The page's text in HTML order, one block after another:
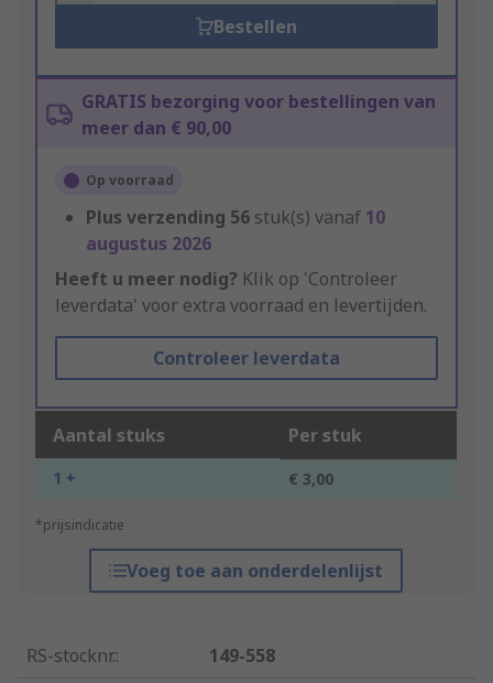
Bestellen
GRATIS bezorging voor bestellingen van
meer dan € 90,00
Op voorraad
Plus verzending 56 stuk(s) vanaf 10
augustus 2026
Heeft u meer nodig? Klik op 'Controleer
leverdata' voor extra voorraad en levertijden.
Controleer leverdata
Aantal stuks Per stuk
1 + € 3,00
*prijsindicatie
Voeg toe aan onderdelenlijst
RS-stocknr.:
149-558